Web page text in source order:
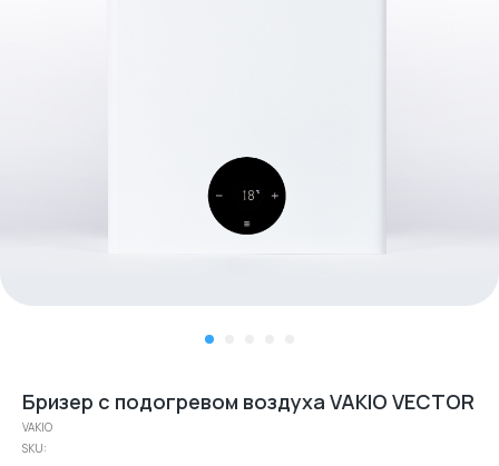
Бризер с подогревом воздуха VAKIO VECTOR
VAKIO
SKU: